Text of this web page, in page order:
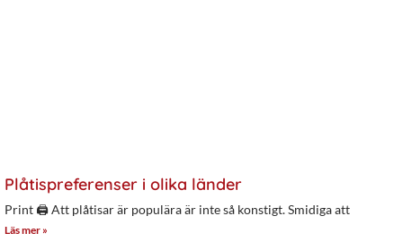
Plåtispreferenser i olika länder
Print 🖨 Att plåtisar är populära är inte så konstigt. Smidiga att
Läs mer »